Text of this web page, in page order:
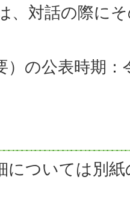
、対話の際に
）の公表時期
については別